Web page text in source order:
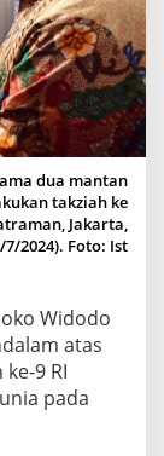
dua mantan
takziah ke
Jakarta,
7/2024). Foto: Ist
Widodo
atas
9 RI
pada